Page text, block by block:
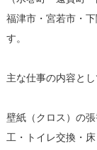
福津市・宮若市・
す。
主な仕事の内容とし
壁紙（クロス）の
工・トイレ交換・